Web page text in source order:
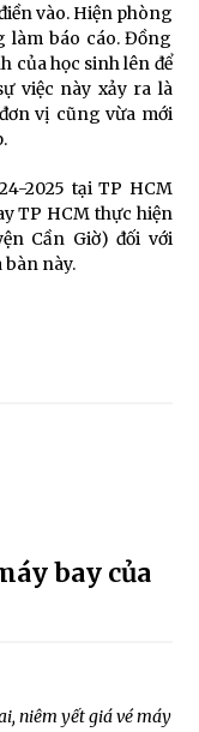
vào. Hiện phòng
làm báo cáo. Đồng
của học sinh lên để
việc này xảy ra là
vị cũng vừa mới
2025 tại TP HCM
TP HCM thực hiện
Cần Giờ) đối với
này.
bay của
niêm yết giá vé máy